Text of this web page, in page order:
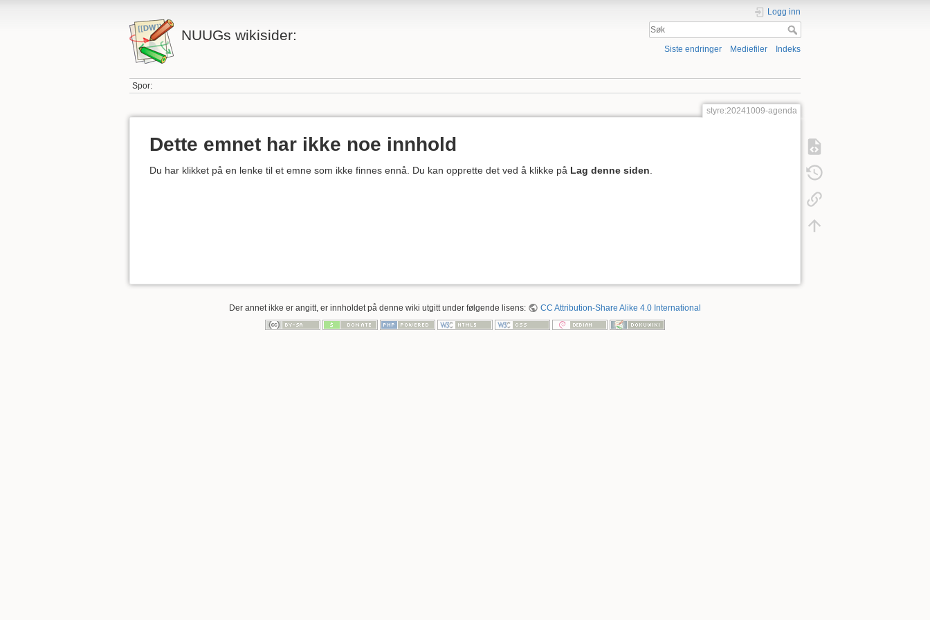
NUUGs wikisider:
Logg inn
Siste endringer Mediefiler Indeks
Spor:
styre:20241009-agenda
Dette emnet har ikke noe innhold
Du har klikket på en lenke til et emne som ikke finnes ennå. Du kan opprette det ved å klikke på Lag denne siden.
Der annet ikke er angitt, er innholdet på denne wiki utgitt under følgende lisens: CC Attribution-Share Alike 4.0 International